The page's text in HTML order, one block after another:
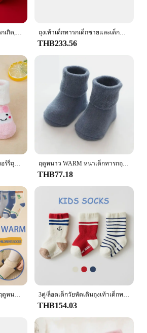
ถุงเท้าผ้าฝ้ายสำหรับเด็กแรกเกิด, ถุงเท้าเด็กผู้หญิงทารกในฤดูใบไม้ร่วงฤดูหนาวสำหรับเด็กทารกถุงเท้าให้ความอบอุ่นสำหรับวันคริสต์มาสซานตาคลอสถุงเท้า0-3years สำหรับเด็ก ถุงเท้าเด็กทารกเด็กชายและเด็กหญิงสำหรับเด็กแบบใหม่ถุงเท้าสำหรับเด็กทารกความยาวปานกลางถุงเท้ากันลื่นทารกแรกเกิดถุงเท้าเทอร์รี่สำหรับฤดูใบไม้ผลิ
THB233.56
ถุงเท้าเด็กเด็กผู้หญิงหนาเทอร์รี่ถุงเท้าทารกแรกเกิดเด็กรองเท้าแตะฤดูหนาวน่ารักน่ารักเด็กกระต่ายสุนัขสัตว์ ฤดูหนาว WARM หนาเด็กทารกถุงเท้าเด็กทารกแรกเกิดถุงเท้า Terry ถุงเท้ากันลื่นสําหรับทารก Solid ทารกเสื้อผ้าอุปกรณ์เสริม
THB77.18
3คู่/ล็อตเด็กวัยหัดเดินถุงเท้าเด็กทารกแรกเกิด Prewalker ฤดูหนาวผ้าฝ้ายเทอร์รี่หนาฤดูใบไม้ร่วงเด็กทารก Skidproof ถุงเท้า0-5T
THB154.03